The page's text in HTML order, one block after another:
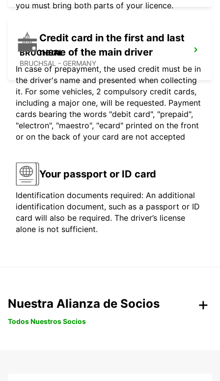
BRUCHSAL
BRUCHSAL - GERMANY
you must bring both parts of your licence.
Credit card in the first and last
name of the main driver
In case of prepayment, the used credit must be in
the driver's name and presented when collecting
it. For some vehicles, 2 compulsory credit cards,
including a major one, will be requested. Payment
cards bearing the words "debit card", "prepaid",
"electron", "maestro", "ecard" printed on the front
or on the back of your card are not accepted
Your passport or ID card
Identification documents required: An additional
identification document, such as a passport or ID
card will also be required. The driver’s license
alone is not sufficient.
Nuestra Alianza de Socios
Todos Nuestros Socios